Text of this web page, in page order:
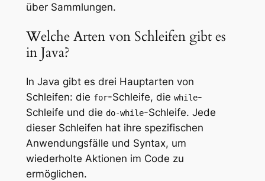
über Sammlungen.
Welche Arten von Schleifen gibt es
in Java?
In Java gibt es drei Hauptarten von
Schleifen: die for-Schleife, die while-
Schleife und die do-while-Schleife. Jede
dieser Schleifen hat ihre spezifischen
Anwendungsfälle und Syntax, um
wiederholte Aktionen im Code zu
ermöglichen.